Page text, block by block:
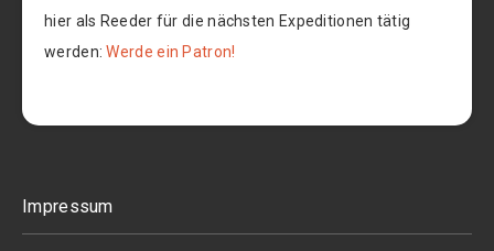
hier als Reeder für die nächsten Expeditionen tätig
werden:Werde ein Patron!
Impressum